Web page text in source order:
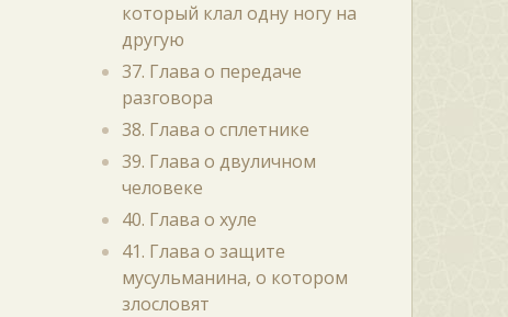
который клал одну ногу на
другую
37. Глава о передаче
разговора
38. Глава о сплетнике
39. Глава о двуличном
человеке
40. Глава о хуле
41. Глава о защите
мусульманина, о котором
злословят